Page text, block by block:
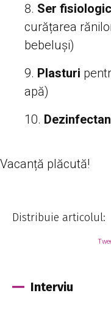
Ser fisiologic
curățarea
bebeluși)
Plasturi
apă)
Vacanță plăcută!
Distribuie articolul:
Interviu